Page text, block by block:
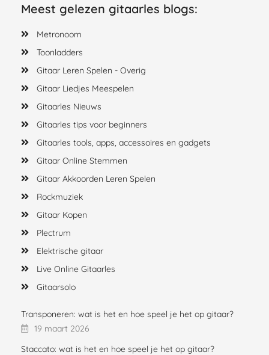
Meest gelezen gitaarles blogs:
Metronoom
Toonladders
Gitaar Leren Spelen - Overig
Gitaar Liedjes Meespelen
Gitaarles Nieuws
Gitaarles tips voor beginners
Gitaarles tools, apps, accessoires en gadgets
Gitaar Online Stemmen
Gitaar Akkoorden Leren Spelen
Rockmuziek
Gitaar Kopen
Plectrum
Elektrische gitaar
Live Online Gitaarles
Gitaarsolo
Transponeren: wat is het en hoe speel je het op gitaar?
19 maart 2026
Staccato: wat is het en hoe speel je het op gitaar?